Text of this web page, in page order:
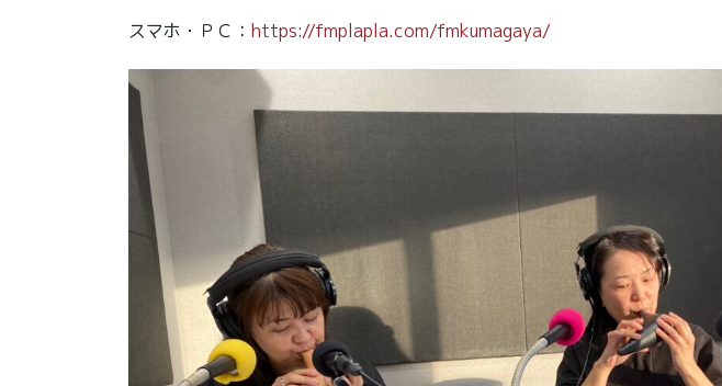
スマホ・ＰＣ： https://fmplapla.com/fmkumagaya/